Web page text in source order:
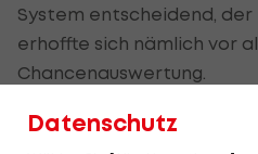
System entscheidend,
erhoffte sich nämlich vor
Chancenauswertung.
Allerdings tat sich sein
Erzeugen von
Datenschutz